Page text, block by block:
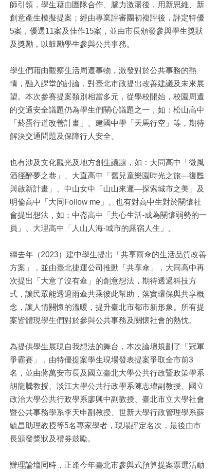
師引領，學生藉由團隊合作、腦力激盪後，用新思維、新
創意產生模擬提案；經由專業評審團初複評後，評定特優
5案，優選11案及佳作15案，並由市長頒發參與學生獎狀
及獎勵，以鼓勵學生參與公共事務。
學生們藉由觀察生活周遭事物，激發對於公共事務的熱
情，融入課堂的討論，對臺北市政提出改善建議及未來展
望。本次參賽提案類別相當多元，從學校開始，校園周遭
的交通安全議題仍為學生們關心議題之一，如：松山高中
「菸蛋行道改善計畫」、建國中學「天馬行空」等，期待
解決交通問題及保障行人安全。
也有涉及文化觀光及地方創生議題，如：大同高中「微風
酒徑醉夢之巷」、大直高中「舊兒童樂園時光之旅—復甦
與啟新計畫」、中山女中「山山來遲—探索城市之美」及
明倫高中「大同Follow me」。也有對高中生對於關懷社
會提出想法，如：中崙高中「共心生活-成為關懷弱勢的一
員」、大理高中「人山人海-城市的露宿人生」。
繼去年（2023）建中學生提出「共享雨傘的生活品質改善
方案」，並由臺北捷運公司推動「共享傘」，大同高中再
次提出「大意了沒有傘」的創意想法，期待透過科技方
式，讓民眾能透過雨傘共乘彼此幫助，落實環保與共享概
念，讓人情關懷的溫暖，提升臺北市都市新形象。所有提
案皆體現學生們對於參與公共事務及關懷社會的熱忱。
為提供學生展現自我想法的舞台，本次論壇規劃了「冠軍
爭霸賽」，由特優提案學生現場發表提案爭取全市前3
名，並由蔣萬安市長及國立臺北大學公共行政暨政策學系
胡龍騰教授、淡江大學公共行政學系陳志瑋副教授、國立
政治大學公共行政學系廖興中副教授、臺北市立大學社會
暨公共事務學系李天申副教授、世新大學行政管理學系蘇
毓昌助理教授等5名專家學者，現場評定名次，最後由市
長頒發獎狀及禮券鼓勵。
辦理論壇同時，正逢今年臺北市參與式預算提案票選活動